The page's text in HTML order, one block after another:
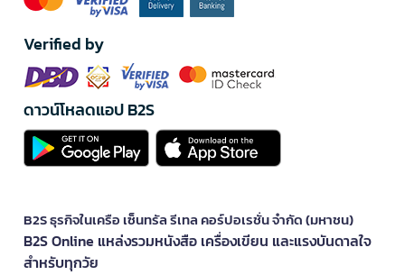
Verified by
ดาวน์โหลดแอป B2S
B2S ธุรกิจในเครือ เซ็นทรัล รีเทล คอร์ปอเรชั่น จำกัด (มหาชน)
B2S Online แหล่งรวมหนังสือ เครื่องเขียน และแรงบันดาลใจ
สำหรับทุกวัย